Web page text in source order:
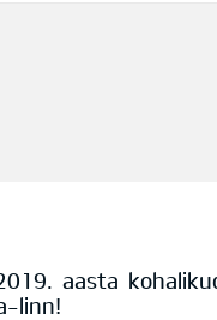
aasta
linn!